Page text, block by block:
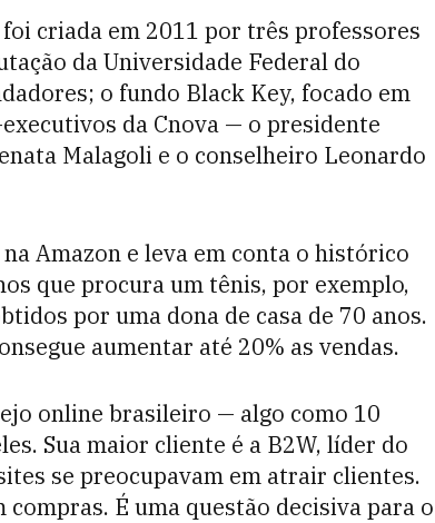
criada em 2011 por três professores
da Universidade Federal do
o fundo Black Key, focado em
da Cnova — o presidente
Malagoli e o conselheiro Leonardo
Amazon e leva em conta o histórico
que procura um tênis, por exemplo,
por uma dona de casa de 70 anos.
aumentar até 20% as vendas.
online brasileiro — algo como 10
Sua maior cliente é a B2W, líder do
se preocupavam em atrair clientes.
É uma questão decisiva para o